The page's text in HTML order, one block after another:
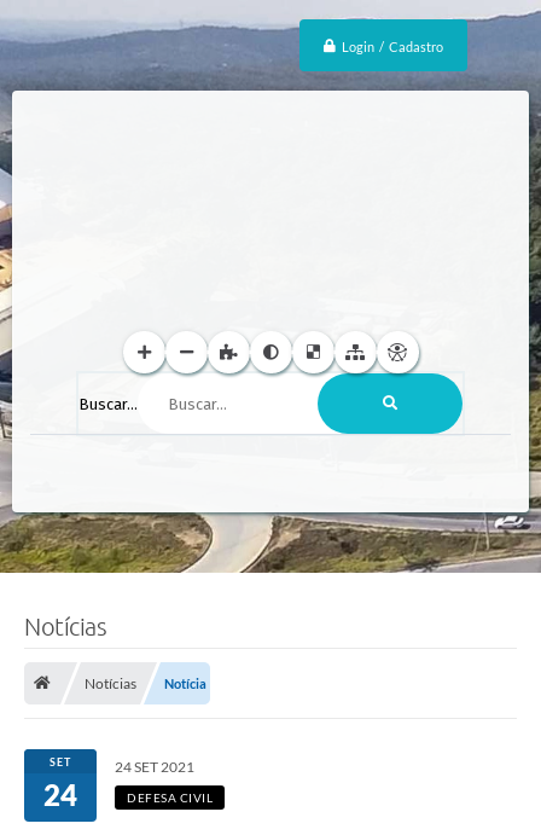
Login / Cadastro
Buscar...
Notícias
Notícias Notícia
SET
24
24 SET 2021
DEFESA CIVIL